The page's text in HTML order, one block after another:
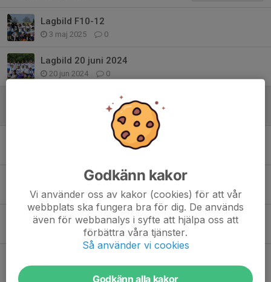
Lagbild F10-12
3 maj 2025 0
Lagbild 20 juni 2024
20 jun 2024 0
Forssa BK-Malung IF
0
Forssa BK-IF Tunabro
Forssa - Leksands IF FK
14 aug 2023 0
Forssa BK - Sälen/Lima
21 maj 2023 2
Godkänn kakor
Vi använder oss av kakor (cookies) för att vår
webbplats ska fungera bra för dig. De används
även för webbanalys i syfte att hjälpa oss att
förbättra våra tjänster.
Så använder vi cookies
Godkänn alla kakor